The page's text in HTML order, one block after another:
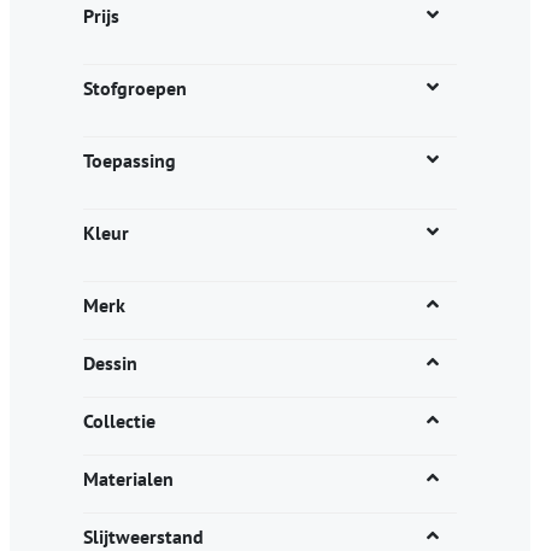
Prijs
Stofgroepen
Toepassing
Kleur
Merk
Dessin
Collectie
Materialen
Slijtweerstand
op
productpagina